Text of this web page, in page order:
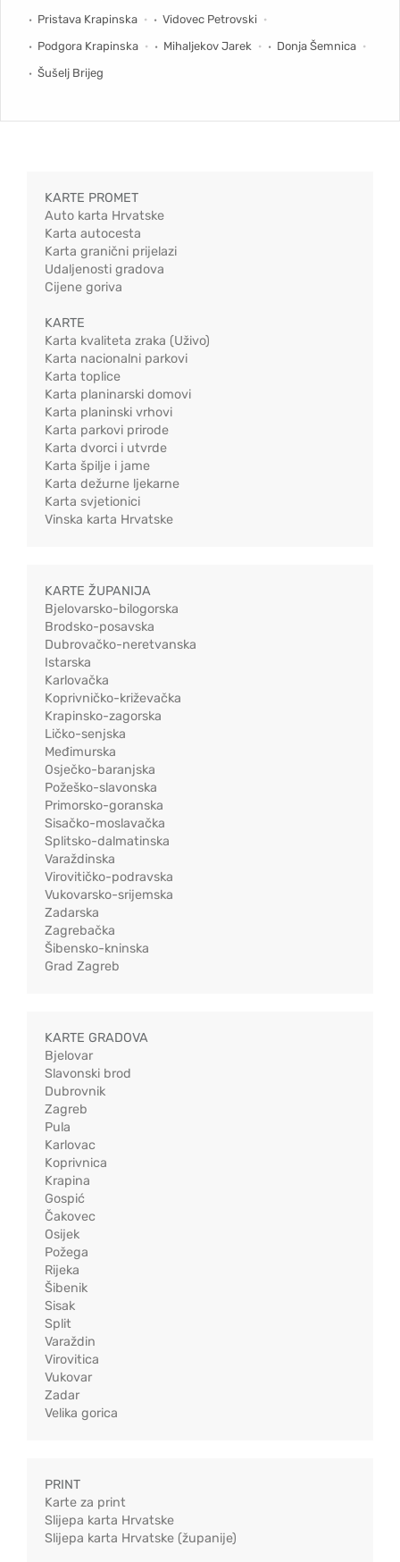
Pristava Krapinska
Vidovec Petrovski
Podgora Krapinska
Mihaljekov Jarek
Donja Šemnica
Šušelj Brijeg
KARTE PROMET
Auto karta Hrvatske
Karta autocesta
Karta granični prijelazi
Udaljenosti gradova
Cijene goriva
KARTE
Karta kvaliteta zraka (Uživo)
Karta nacionalni parkovi
Karta toplice
Karta planinarski domovi
Karta planinski vrhovi
Karta parkovi prirode
Karta dvorci i utvrde
Karta špilje i jame
Karta dežurne ljekarne
Karta svjetionici
Vinska karta Hrvatske
KARTE ŽUPANIJA
Bjelovarsko-bilogorska
Brodsko-posavska
Dubrovačko-neretvanska
Istarska
Karlovačka
Koprivničko-križevačka
Krapinsko-zagorska
Ličko-senjska
Međimurska
Osječko-baranjska
Požeško-slavonska
Primorsko-goranska
Sisačko-moslavačka
Splitsko-dalmatinska
Varaždinska
Virovitičko-podravska
Vukovarsko-srijemska
Zadarska
Zagrebačka
Šibensko-kninska
Grad Zagreb
KARTE GRADOVA
Bjelovar
Slavonski brod
Dubrovnik
Zagreb
Pula
Karlovac
Koprivnica
Krapina
Gospić
Čakovec
Osijek
Požega
Rijeka
Šibenik
Sisak
Split
Varaždin
Virovitica
Vukovar
Zadar
Velika gorica
PRINT
Karte za print
Slijepa karta Hrvatske
Slijepa karta Hrvatske (županije)